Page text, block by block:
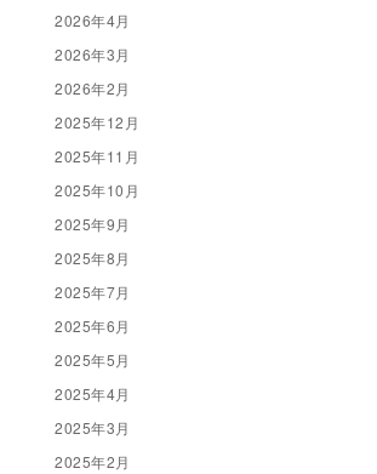
2026年4月
2026年3月
2026年2月
2025年12月
2025年11月
2025年10月
2025年9月
2025年8月
2025年7月
2025年6月
2025年5月
2025年4月
2025年3月
2025年2月